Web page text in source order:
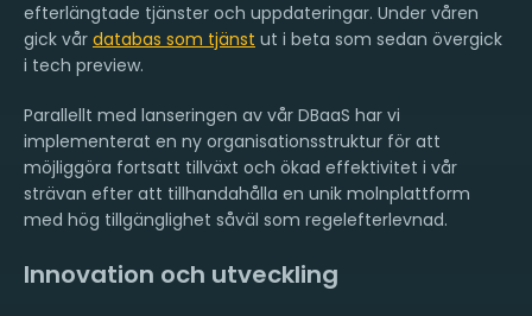
efterlängtade tjänster och uppdateringar. Under våren
gick vår databas som tjänst ut i beta som sedan övergick
i tech preview.
Parallellt med lanseringen av vår DBaaS har vi
implementerat en ny organisationsstruktur för att
möjliggöra fortsatt tillväxt och ökad effektivitet i vår
strävan efter att tillhandahålla en unik molnplattform
med hög tillgänglighet såväl som regelefterlevnad.
Innovation och utveckling